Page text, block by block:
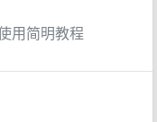
用简明教程